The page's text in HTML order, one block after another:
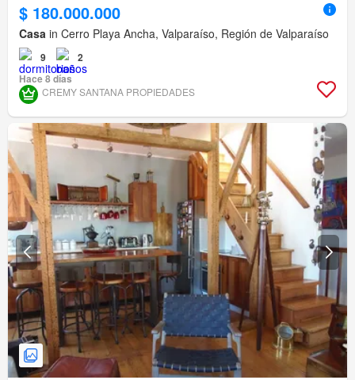
$ 180.000.000
Casa in Cerro Playa Ancha, Valparaíso, Región de Valparaíso
9
2
Hace 8 días
CREMY SANTANA PROPIEDADES